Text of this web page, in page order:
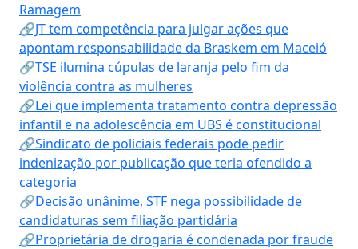
Ramagem
🔗JT tem competência para julgar ações que
apontam responsabilidade da Braskem em Maceió
🔗TSE ilumina cúpulas de laranja pelo fim da
violência contra as mulheres
🔗Lei que implementa tratamento contra depressão
infantil e na adolescência em UBS é constitucional
🔗Sindicato de policiais federais pode pedir
indenização por publicação que teria ofendido a
categoria
🔗Decisão unânime, STF nega possibilidade de
candidaturas sem filiação partidária
🔗Proprietária de drogaria é condenada por fraude